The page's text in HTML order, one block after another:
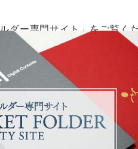
ダー専門サイト」をご覧く